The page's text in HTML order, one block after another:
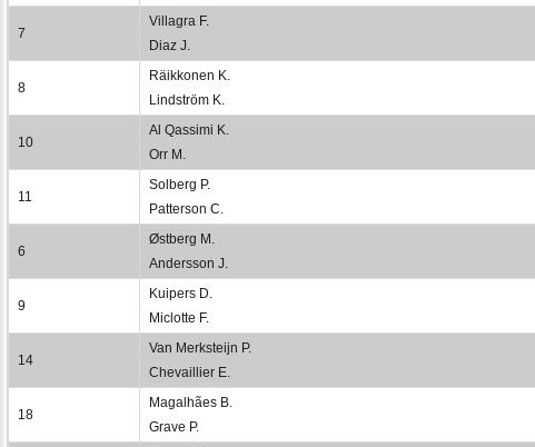
7
Villagra F.
Diaz J.
8
Räikkonen K.
Lindström K.
10
Al Qassimi K.
Orr M.
11
Solberg P.
Patterson C.
6
Østberg M.
Andersson J.
9
Kuipers D.
Miclotte F.
14
Van Merksteijn P.
Chevaillier E.
18
Magalhães B.
Grave P.